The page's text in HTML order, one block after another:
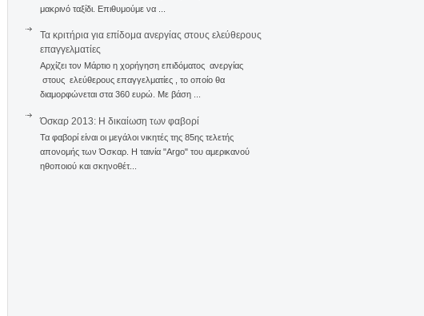
μακρινό ταξίδι. Επιθυμούμε να ...
Τα κριτήρια για επίδομα ανεργίας στους ελεύθερους
επαγγελματίες
Αρχίζει τον Μάρτιο η χορήγηση επιδόματος ανεργίας
στους ελεύθερους επαγγελματίες , το οποίο θα
διαμορφώνεται στα 360 ευρώ. Με βάση ...
Όσκαρ 2013: Η δικαίωση των φαβορί
Τα φαβορί είναι οι μεγάλοι νικητές της 85ης τελετής
απονομής των Όσκαρ. Η ταινία "Αrgo" του αμερικανού
ηθοποιού και σκηνοθέτ...